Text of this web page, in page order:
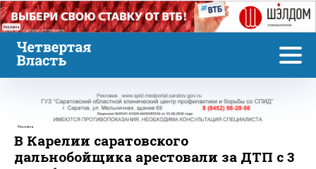
Реклама
Реклама
В Карелии саратовского
дальнобойщика арестовали за ДТП с 3